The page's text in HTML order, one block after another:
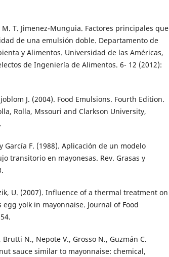
M. T. Jimenez-Munguia. Factores principales que
de una emulsión doble. Departamento de
y Alimentos. Universidad de las Américas,
de Ingeniería de Alimentos. 6- 12 (2012):
J. (2004). Food Emulsions. Fourth Edition.
Rolla, Mssouri and Clarkson University,
García F. (1988). Aplicación de un modelo
transitorio en mayonesas. Rev. Grasas y
U. (2007). Influence of a thermal treatment on
yolk in mayonnaise. Journal of Food
Brutti N., Nepote V., Grosso N., Guzmán C.
sauce similar to mayonnaise: chemical,